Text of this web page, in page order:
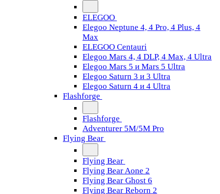
ELEGOO
Elegoo Neptune 4, 4 Pro, 4 Plus, 4
Max
ELEGOO Centauri
Elegoo Mars 4, 4 DLP, 4 Max, 4 Ultra
Elegoo Mars 5 и Mars 5 Ultra
Elegoo Saturn 3 и 3 Ultra
Elegoo Saturn 4 и 4 Ultra
Flashforge
Flashforge
Adventurer 5M/5M Pro
Flying Bear
Flying Bear
Flying Bear Aone 2
Flying Bear Ghost 6
Flying Bear Reborn 2